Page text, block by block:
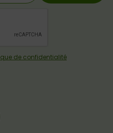
de confidentialité